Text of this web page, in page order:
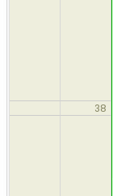
38